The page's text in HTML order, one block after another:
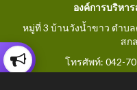
องค์การบริหา
หมู่ที่ 3 บ้านวังน้ำขาว ตำบล
สก
โทรศัพท์: 042-